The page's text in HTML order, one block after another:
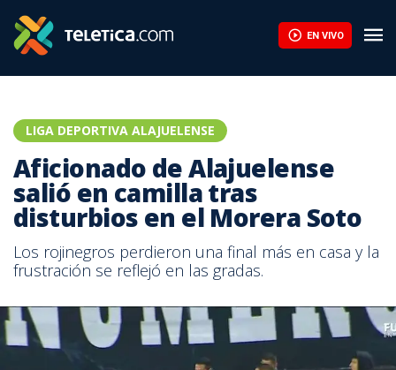
EN VIVO
LIGA DEPORTIVA ALAJUELENSE
Aficionado de Alajuelense
salió en camilla tras
disturbios en el Morera Soto
Los rojinegros perdieron una final más en casa y la
frustración se reflejó en las gradas.